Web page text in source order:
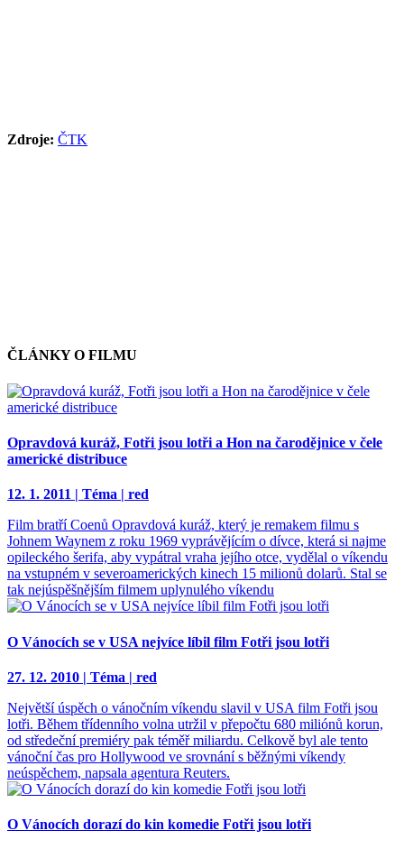
Zdroje: ČTK
ČLÁNKY O FILMU
Opravdová kuráž, Fotři jsou lotři a Hon na čarodějnice v čele
americké distribuce
12. 1. 2011 | Téma | red
Film bratří Coenů Opravdová kuráž, který je remakem filmu s
Johnem Waynem z roku 1969 vyprávějícím o dívce, která si najme
opileckého šerifa, aby vypátral vraha jejího otce, vydělal o víkendu
na vstupném v severoamerických kinech 15 milionů dolarů. Stal se
tak nejúspěšnějším filmem uplynulého víkendu
O Vánocích se v USA nejvíce líbil film Fotři jsou lotři
27. 12. 2010 | Téma | red
Největší úspěch o vánočním víkendu slavil v USA film Fotři jsou
lotři. Během třídenního volna utržil v přepočtu 680 miliónů korun,
od středeční premiéry pak téměř miliardu. Celkově byl ale tento
vánoční čas pro Hollywood ve srovnání s běžnými víkendy
neúspěchem, napsala agentura Reuters.
O Vánocích dorazí do kin komedie Fotři jsou lotři